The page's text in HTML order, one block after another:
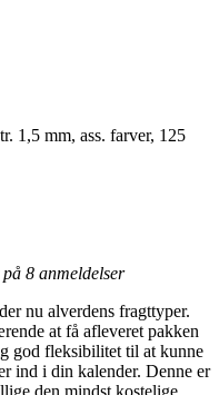
1,5 mm, ass. farver, 125
på 8 anmeldelser
nu alverdens fragttyper.
at få afleveret pakken
god fleksibilitet til at kunne
ind i din kalender. Denne er
den mindst kostelige